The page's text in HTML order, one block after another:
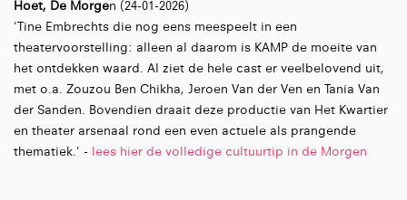
Hoet, De Morgen (24-01-2026)
'Tine Embrechts die nog eens meespeelt in een
theatervoorstelling: alleen al daarom is KAMP de moeite van
het ontdekken waard. Al ziet de hele cast er veelbelovend uit,
met o.a. Zouzou Ben Chikha, Jeroen Van der Ven en Tania Van
der Sanden. Bovendien draait deze productie van Het Kwartier
en theater arsenaal rond een even actuele als prangende
thematiek.' - lees hier de volledige cultuurtip in de Morgen